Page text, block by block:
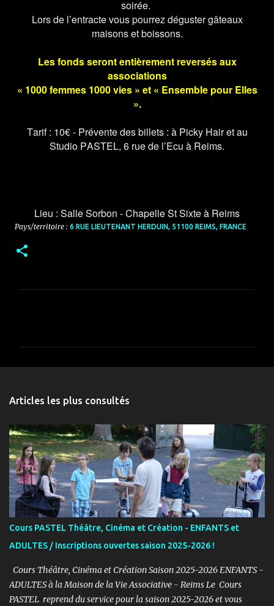
soirée.
Lors de l’entracte vous pourrez déguster gâteaux
maisons et boissons.
Les fonds seront entièrement reversés aux
associations
« 1000 femmes 1000 vies » et « Ensemble pour Elles
».
Tarif : 10€ - Prévente des billets : à Picky Hair et au
Studio PASTEL, 6 rue de l’Ecu à Reims.
Lieu : Salle Sorbon - Chapelle St Sixte à Reims
Pays/territoire : 6 RUE LIEUTENANT HERDUIN, 51100 REIMS, FRANCE
n
a
i
r
e
s
Articles les plus consultés
Cours PASTEL Théâtre, Cinéma et Création - ENFANTS et
ADULTES / Inscriptions ouvertes saison 2025-2026 !
Cours Théâtre, Cinéma et Création Saison 2025-2026 ENFANTS -
ADULTES à la Maison de la Vie Associative - Reims Le Cours
PASTEL reprend du service pour la saison 2025-2026 et vous